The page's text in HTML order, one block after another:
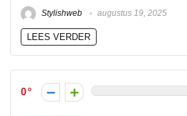
Stylishweb augustus 19, 2025
LEES VERDER
0